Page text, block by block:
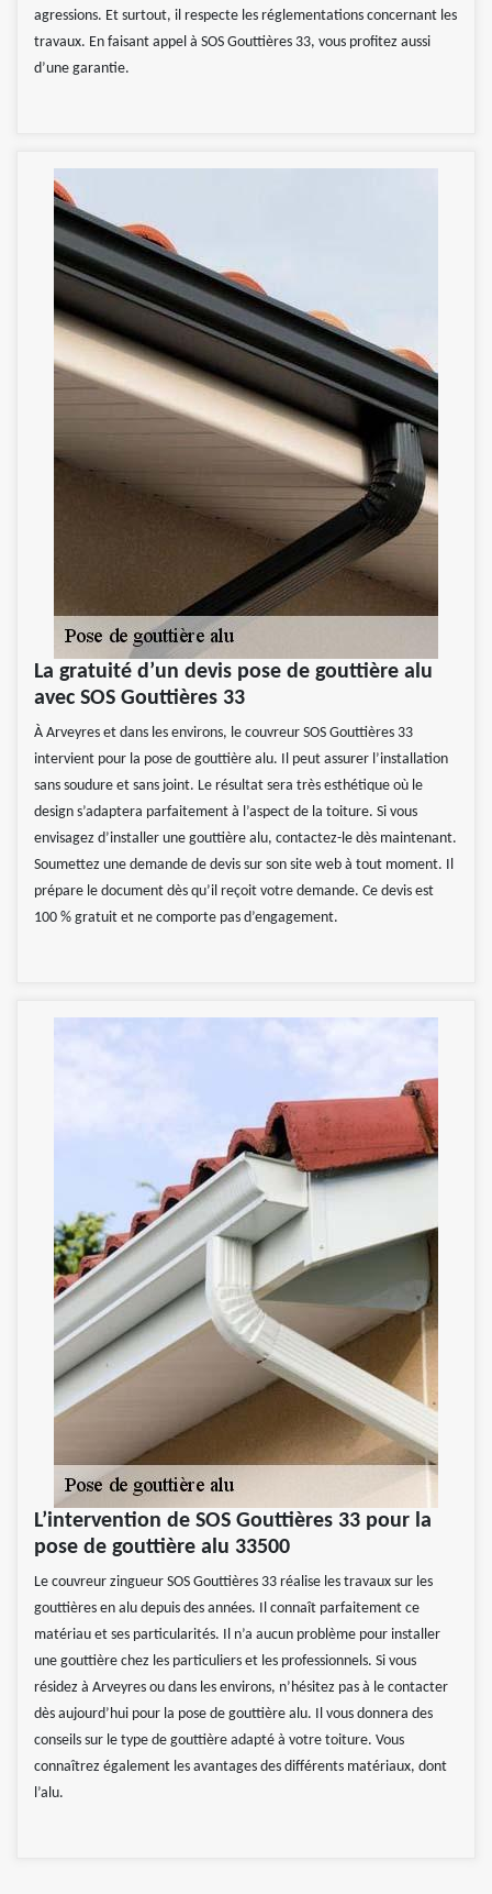
agressions. Et surtout, il respecte les réglementations concernant les
travaux. En faisant appel à SOS Gouttières 33, vous profitez aussi
d’une garantie.
La gratuité d’un devis pose de gouttière alu
avec SOS Gouttières 33
À Arveyres et dans les environs, le couvreur SOS Gouttières 33
intervient pour la pose de gouttière alu. Il peut assurer l’installation
sans soudure et sans joint. Le résultat sera très esthétique où le
design s’adaptera parfaitement à l’aspect de la toiture. Si vous
envisagez d’installer une gouttière alu, contactez-le dès maintenant.
Soumettez une demande de devis sur son site web à tout moment. Il
prépare le document dès qu’il reçoit votre demande. Ce devis est
100 % gratuit et ne comporte pas d’engagement.
L’intervention de SOS Gouttières 33 pour la
pose de gouttière alu 33500
Le couvreur zingueur SOS Gouttières 33 réalise les travaux sur les
gouttières en alu depuis des années. Il connaît parfaitement ce
matériau et ses particularités. Il n’a aucun problème pour installer
une gouttière chez les particuliers et les professionnels. Si vous
résidez à Arveyres ou dans les environs, n’hésitez pas à le contacter
dès aujourd’hui pour la pose de gouttière alu. Il vous donnera des
conseils sur le type de gouttière adapté à votre toiture. Vous
connaîtrez également les avantages des différents matériaux, dont
l’alu.